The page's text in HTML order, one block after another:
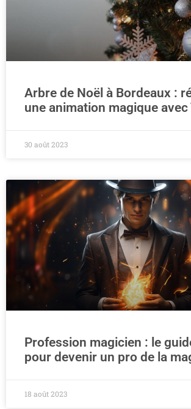
Arbre de Noël à Bordeaux :
une animation magique
30 août 2023
Profession magicien : le
pour devenir un pro de la
18 août 2023